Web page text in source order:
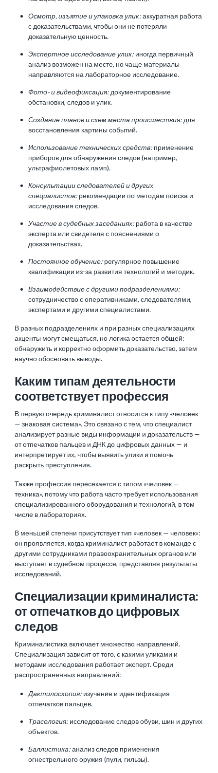
Осмотр, изъятие и упаковка улик:аккуратная работа
с доказательствами, чтобы они не потеряли
доказательную ценность.
Экспертное исследование улик: иногда первичный
анализ возможен на месте, но чаще материалы
направляются на лабораторное исследование.
Фото- и видеофиксация: документирование
обстановки, следов и улик.
Создание планов и схем места происшествия: для
восстановления картины событий.
Использование технических средств: применение
приборов для обнаружения следов (например,
ультрафиолетовых ламп).
Консультации следователей и других
специалистов: рекомендации по методам поиска и
исследования следов.
Участие в судебных заседаниях: работа в качестве
эксперта или свидетеля с пояснениями о
доказательствах.
Постоянное обучение: регулярное повышение
квалификации из-за развития технологий и методик.
Взаимодействие с другими подразделениями:
сотрудничество с оперативниками, следователями,
экспертами и другими специалистами.
В разных подразделениях и при разных специализациях
акценты могут смещаться, но логика остается общей:
обнаружить и корректно оформить доказательство, затем
научно обосновать выводы.
Каким типам деятельности
соответствует профессия
В первую очередь криминалист относится к типу «человек
— знаковая система». Это связано с тем, что специалист
анализирует разные виды информации и доказательств —
от отпечатков пальцев и ДНК до цифровых данных — и
интерпретирует их, чтобы выявить улики и помочь
раскрыть преступления.
Также профессия пересекается с типом «человек —
техника», потому что работа часто требует использования
специализированного оборудования и технологий, в том
числе в лабораториях.
В меньшей степени присутствует тип «человек — человек»:
он проявляется, когда криминалист работает в команде с
другими сотрудниками правоохранительных органов или
выступает в судебном процессе, представляя результаты
исследований.
Специализации криминалиста:
от отпечатков до цифровых
следов
Криминалистика включает множество направлений.
Специализация зависит от того, с какими уликами и
методами исследования работает эксперт. Среди
распространенных направлений:
Дактилоскопия: изучение и идентификация
отпечатков пальцев.
Трасология: исследование следов обуви, шин и других
объектов.
Баллистика:анализ следов применения
огнестрельного оружия (пули, гильзы).